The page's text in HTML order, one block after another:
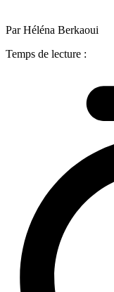
Par Héléna Berkaoui
Temps de lecture :